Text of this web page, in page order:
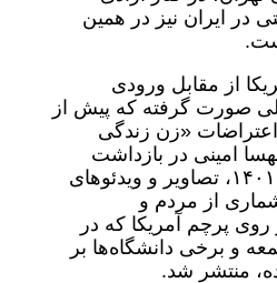
در ایران نیز در همین
از مقابل ورودی
صورت گرفته که پیش از
«زن زندگی
امینی در بازداشت
گشت ارشاد در سال ۱۴۰۱، تصاویر و ویدئوهای
از مردم و
روی پرچم آمریکا که در
و برخی دانشگاه‌ها بر
منتشر شد.